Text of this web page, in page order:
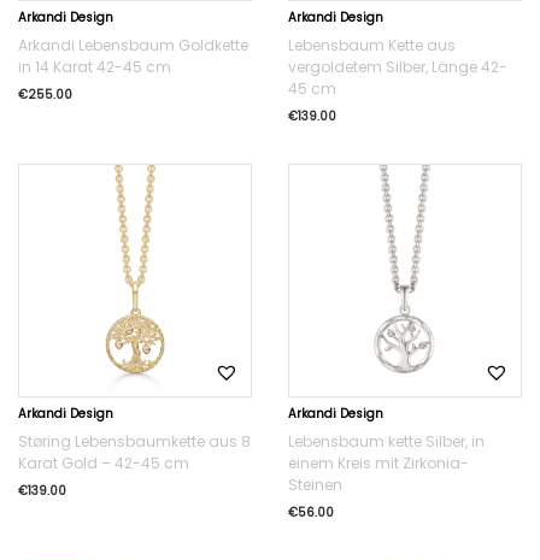
Arkandi Design
Arkandi Lebensbaum Goldkette
in 14 Karat 42-45 cm
€255.00
Arkandi Design
Lebensbaum Kette aus
vergoldetem Silber, Länge 42-
45 cm
€139.00
Arkandi Design
Støring Lebensbaumkette aus 8
Karat Gold – 42-45 cm
€139.00
Arkandi Design
Lebensbaum kette Silber, in
einem Kreis mit Zirkonia-
Steinen
€56.00